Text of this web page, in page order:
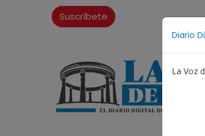
Diario
La Voz
Suscríbete